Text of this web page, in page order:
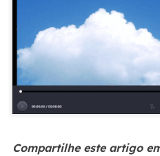
Compartilhe este artigo